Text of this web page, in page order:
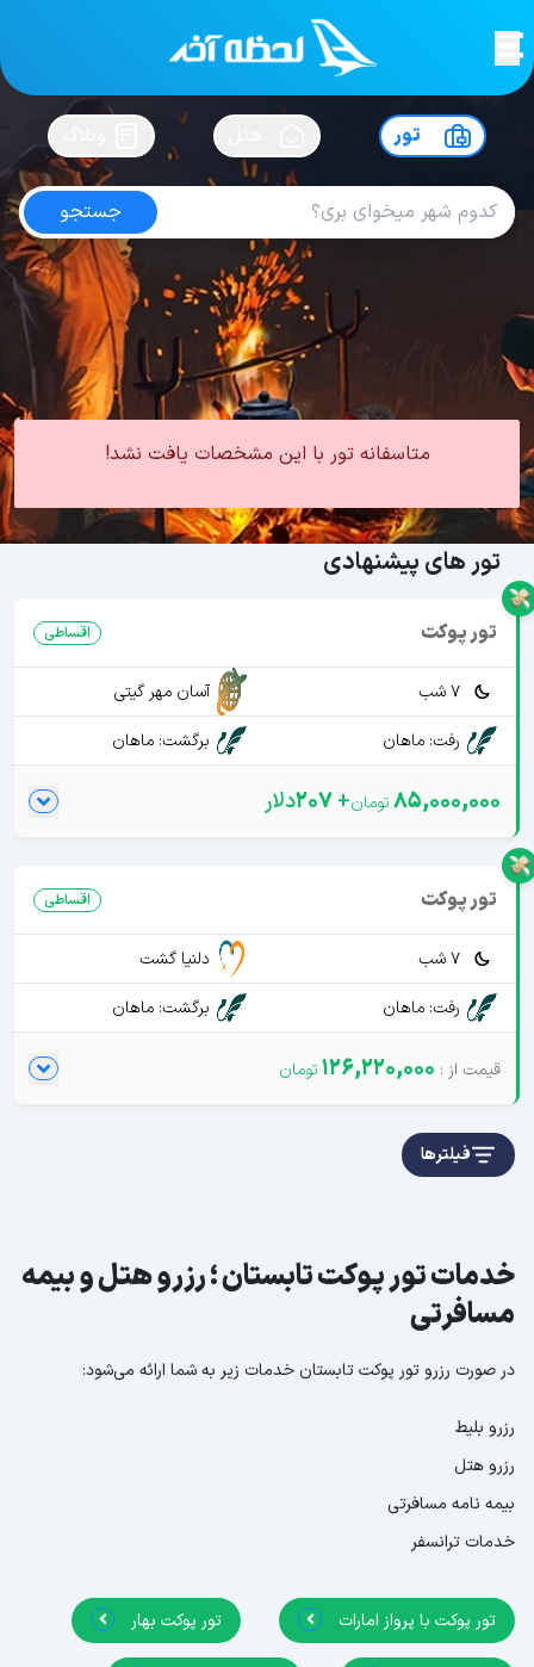
لحظه آخرسفرت رو بساز !
تور
جستجو
تور پوکت تابستان
4.5 از5| از102 کاربر
لحظه آخر تور تایلند تور پوکت تور پوکت تابستان
متاسفانه تور با این مشخصات یافت نشد!
تور های پیشنهادی
تور پوکت اقساطی
7 شب
آسان مهر گیتی
رفت: ماهان
برگشت: ماهان
85,000,000
+
207دلار
تور پوکت اقساطی
7 شب
دلنیا گشت
رفت: ماهان
برگشت: ماهان
126,220,000
فیلترها
خدمات تور پوکت تابستان ؛ رزرو هتل و بیمه
مسافرتی
در صورت رزرو تور پوکت تابستان خدمات زیر به شما ارائه می‌شود:
رزرو بلیط
رزرو هتل
بیمه نامه مسافرتی
خدمات ترانسفر
تور پوکت با پرواز امارات تور پوکت بهار